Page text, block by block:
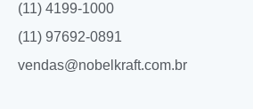
(11) 4199-1000
(11) 97692-0891
vendas@nobelkraft.com.br